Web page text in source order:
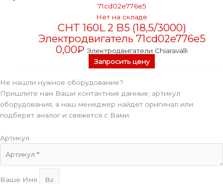
Нет на складе
CHT 160L 2 B5 (18,5/3000)
Электродвигатель 71cd02e776e5
0,00₽ Электродвигатели Chiaravalli
Запросить цену
Не нашли нужное оборудование?
Пришлите нам Ваши контактные данные, артикул
оборудования, а наш менеджер найдет оригинал или
подберет аналог и свяжется с Вами.
Артикул
Ваше Имя